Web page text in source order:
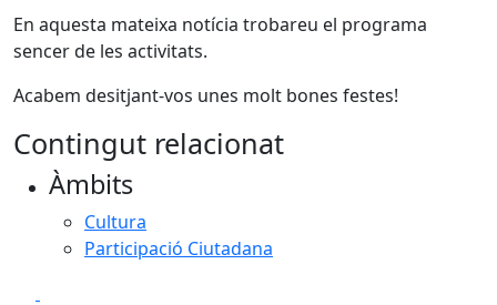
En aquesta mateixa notícia trobareu el programa
sencer de les activitats.
Acabem desitjant-vos unes molt bones festes!
Contingut relacionat
Àmbits
Cultura
Participació Ciutadana